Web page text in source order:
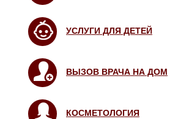
УСЛУГИ ДЛЯ ДЕТЕЙ
ВЫЗОВ ВРАЧА НА ДОМ
КОСМЕТОЛОГИЯ